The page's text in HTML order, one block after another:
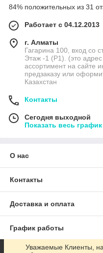
84% положительных из 31
Работает с 04.12.2013
г. Алматы
Гагарина 100, вход со
Этаж -1 (P1). (это
ассортимент на сайте
предзаказу или
Казахстан
Контакты
Сегодня выходной
Показать весь
О нас
Контакты
Доставка и оплата
График работы
Уважаемые Клиенты,